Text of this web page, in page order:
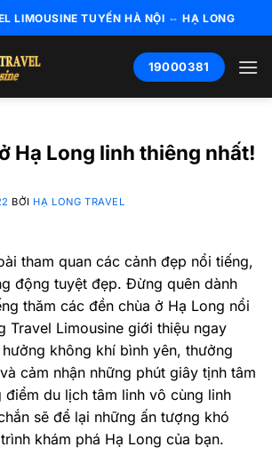
LIMOUSINE TUYẾN HÀ NỘI ⇔ HẠ LONG
19000381
Hạ Long linh thiêng nhất!
BỞI HẠ LONG TRAVEL
tham quan các cảnh đẹp nổi tiếng,
động tuyệt đẹp. Đừng quên dành
thăm các đền chùa ở Hạ Long nổi
Travel Limousine giới thiệu ngay
không khí bình yên, thưởng
cảm nhận những phút giây tịnh tâm
điểm du lịch tâm linh vô cùng linh
sẽ để lại những ấn tượng khó
khám phá Hạ Long của bạn.